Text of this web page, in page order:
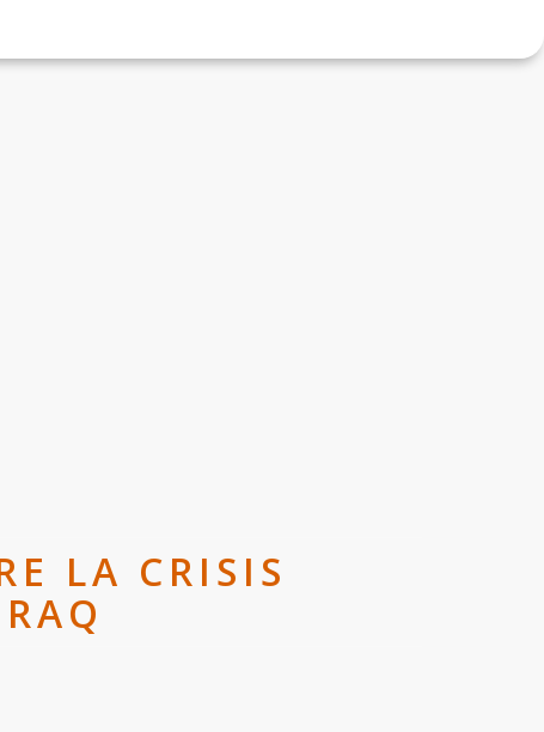
LA CRISIS